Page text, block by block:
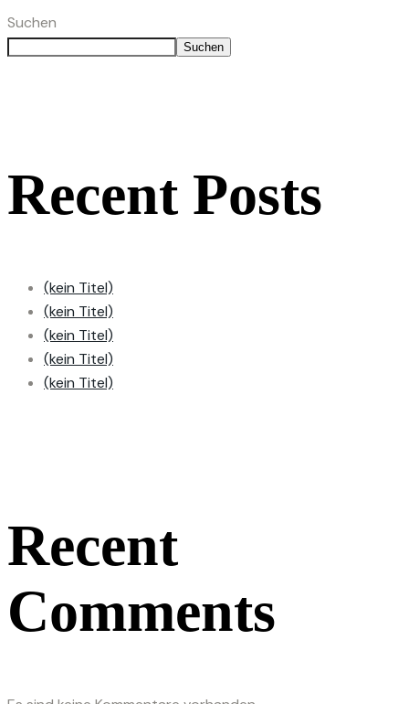
Suchen
Suchen
Recent Posts
(kein Titel)
(kein Titel)
(kein Titel)
(kein Titel)
(kein Titel)
Recent
Comments